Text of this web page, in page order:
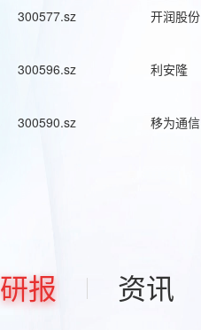
300577.sz 开润股份
300596.sz 利安隆
300590.sz 移为通信
研报 资讯